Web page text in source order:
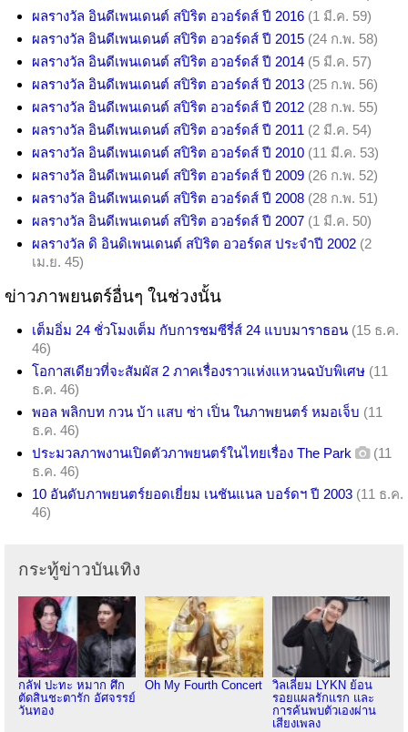
ผลรางวัล อินดีเพนเดนต์ สปิริต อวอร์ดส์ ปี 2016 (1 มี.ค. 59)
ผลรางวัล อินดีเพนเดนต์ สปิริต อวอร์ดส์ ปี 2015 (24 ก.พ. 58)
ผลรางวัล อินดีเพนเดนต์ สปิริต อวอร์ดส์ ปี 2014 (5 มี.ค. 57)
ผลรางวัล อินดีเพนเดนต์ สปิริต อวอร์ดส์ ปี 2013 (25 ก.พ. 56)
ผลรางวัล อินดีเพนเดนต์ สปิริต อวอร์ดส์ ปี 2012 (28 ก.พ. 55)
ผลรางวัล อินดีเพนเดนต์ สปิริต อวอร์ดส์ ปี 2011 (2 มี.ค. 54)
ผลรางวัล อินดีเพนเดนต์ สปิริต อวอร์ดส์ ปี 2010 (11 มี.ค. 53)
ผลรางวัล อินดีเพนเดนต์ สปิริต อวอร์ดส์ ปี 2009 (26 ก.พ. 52)
ผลรางวัล อินดีเพนเดนต์ สปิริต อวอร์ดส์ ปี 2008 (28 ก.พ. 51)
ผลรางวัล อินดีเพนเดนต์ สปิริต อวอร์ดส์ ปี 2007 (1 มี.ค. 50)
ผลรางวัล ดิ อินดิเพนเดนต์ สปิริต อวอร์ดส ประจำปี 2002 (2
เม.ย. 45)
ข่าวภาพยนตร์อื่นๆ ในช่วงนั้น
เต็มอิ่ม 24 ชั่วโมงเต็ม กับการชมซีรี่ส์ 24 แบบมาราธอน (15 ธ.ค.
46)
โอกาสเดียวที่จะสัมผัส 2 ภาคเรื่องราวแห่งแหวนฉบับพิเศษ (11
ธ.ค. 46)
พอล พลิกบท กวน บ้า แสบ ซ่า เปิ่น ในภาพยนตร์ หมอเจ็บ (11
ธ.ค. 46)
ประมวลภาพงานเปิดตัวภาพยนตร์ในไทยเรื่อง The Park
(11
ธ.ค. 46)
10 อันดับภาพยนตร์ยอดเยี่ยม เนชันแนล บอร์ดฯ ปี 2003 (11 ธ.ค.
46)
กระทู้ข่าวบันเทิง
กลัฟ ปะทะ หมาก ศึก
ตัดสินชะตารัก อัศจรรย์
วันทอง
Oh My Fourth Concert
วิลเลี่ยม LYKN ย้อน
รอยแผลรักแรก และ
การค้นพบตัวเองผ่าน
เสียงเพลง